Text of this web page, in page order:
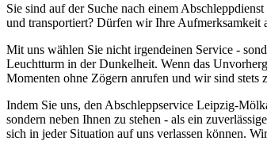
Sie sind auf der Suche nach einem
und transportiert? Dürfen wir Ihre
Mit uns wählen Sie nicht irgendeinen Service -
Leuchtturm in der Dunkelheit. Wenn das
Momenten ohne Zögern anrufen und wir sind stets
Indem Sie uns, den Abschleppservice Leipzig-
sondern neben Ihnen zu stehen - als ein
sich in jeder Situation auf uns verlassen können.